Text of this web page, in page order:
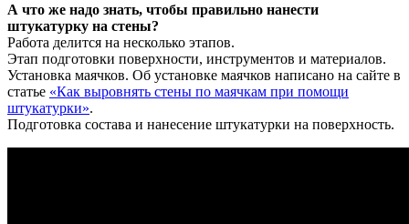
А что же надо знать, чтобы правильно нанести
штукатурку на стены?
Работа делится на несколько этапов.
Этап подготовки поверхности, инструментов и материалов.
Установка маячков. Об установке маячков написано на сайте в
статье «Как выровнять стены по маячкам при помощи
штукатурки».
Подготовка состава и нанесение штукатурки на поверхность.